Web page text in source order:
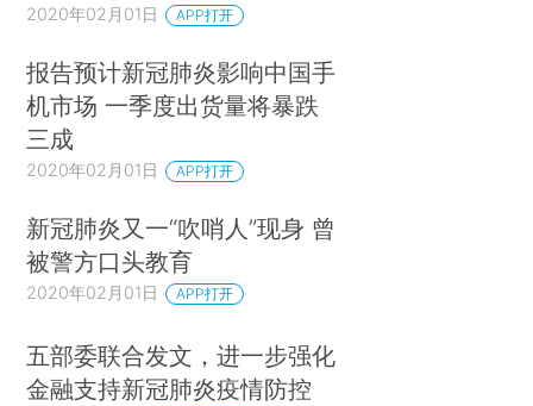
2020年02月01日 APP打开
报告预计新冠肺炎影响中国手
机市场 一季度出货量将暴跌
三成
2020年02月01日 APP打开
新冠肺炎又一“吹哨人”现身 曾
被警方口头教育
2020年02月01日 APP打开
五部委联合发文，进一步强化
金融支持新冠肺炎疫情防控